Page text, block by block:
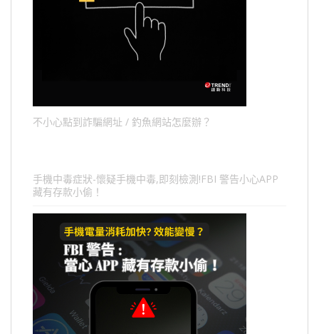
不小心點到詐騙網址 / 釣魚網站怎麼辦？
手機中毒症狀-懷疑手機中毒,即刻檢測!FBI 警告小心APP
藏有存款小偷！